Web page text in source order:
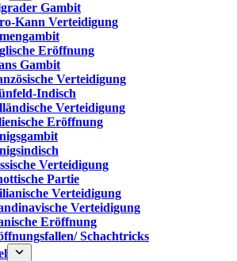
Gambit
Kann Verteidigung
Eröffnung
Gambit
Verteidigung
Indisch
Verteidigung
Eröffnung
Verteidigung
Partie
Verteidigung
Verteidigung
Eröffnung
Schachtricks